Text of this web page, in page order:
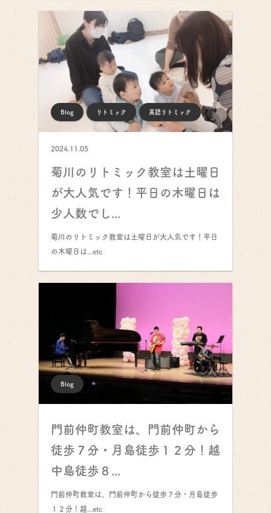
Blog リトミック 英語リトミック
2024.11.05
菊川のリトミック教室は土曜日
が大人気です！平日の木曜日は
少人数でし...
菊川のリトミック教室は土曜日が大人気です！平日
の木曜日は...etc
Blog
門前仲町教室は、門前仲町から
徒歩７分・月島徒歩１２分！越
中島徒歩８...
門前仲町教室は、門前仲町から徒歩７分・月島徒歩
１２分！越...etc